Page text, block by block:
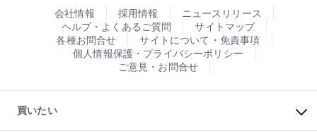
会社情報 採用情報
ニュースリリース
ヘルプ・よくあるご質問
サイトマップ
各種お問合せ
サイトについて・免責事項
個人情報保護・プライバシーポリシー
ご意見・お問合せ
買いたい